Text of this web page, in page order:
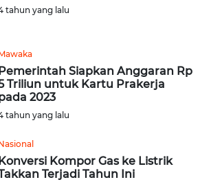
tahun yang lalu
Pemerintah Siapkan Anggaran Rp
Triliun untuk Kartu Prakerja
2023
tahun yang lalu
Konversi Kompor Gas ke Listrik
Terjadi Tahun Ini